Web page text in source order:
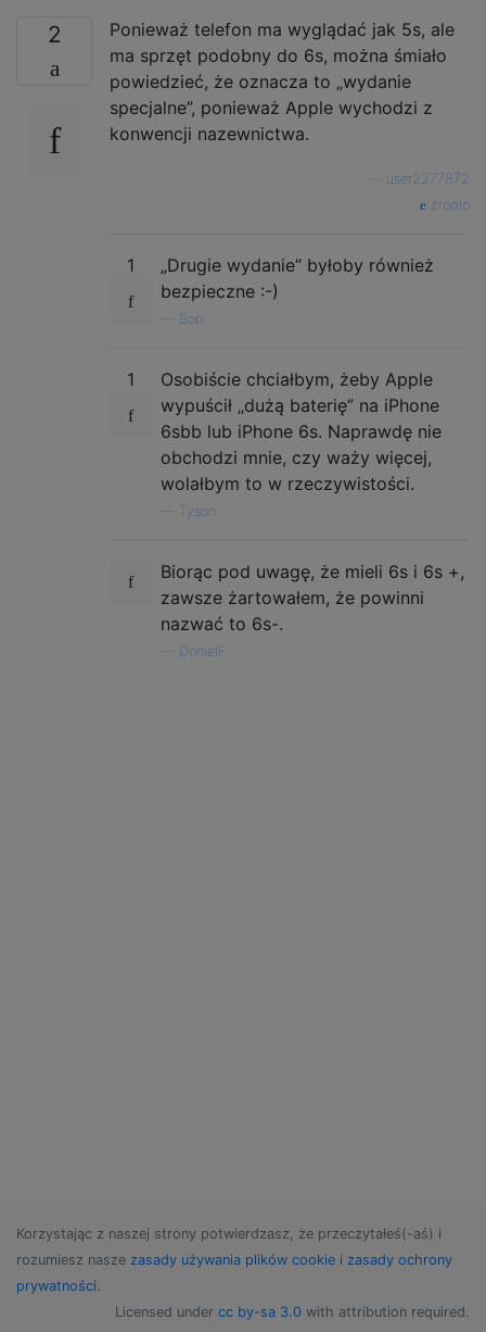
2
Ponieważ telefon ma wyglądać jak 5s, ale
ma sprzęt podobny do 6s, można śmiało
powiedzieć, że oznacza to „wydanie
specjalne”, ponieważ Apple wychodzi z
konwencji nazewnictwa.
user2277872
źródło
1
„Drugie wydanie” byłoby również
bezpieczne :-)
Bob
1
Osobiście chciałbym, żeby Apple
wypuścił „dużą baterię” na iPhone
6sbb lub iPhone 6s. Naprawdę nie
obchodzi mnie, czy waży więcej,
wolałbym to w rzeczywistości.
Tyson
Biorąc pod uwagę, że mieli 6s i 6s +,
zawsze żartowałem, że powinni
nazwać to 6s-.
DonielF
Korzystając z naszej strony potwierdzasz, że przeczytałeś(-aś) i
rozumiesz nasze zasady używania plików cookie i zasady ochrony
prywatności.
Licensed under cc by-sa 3.0 with attribution required.